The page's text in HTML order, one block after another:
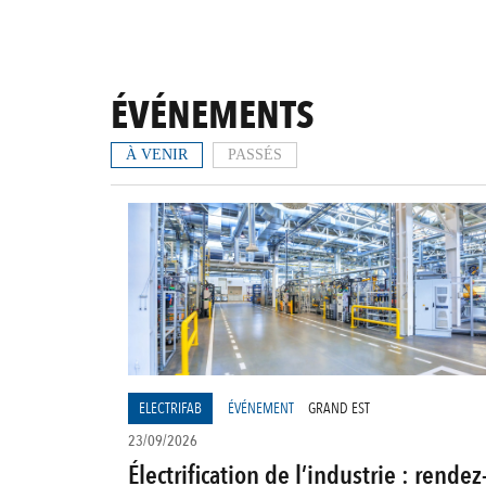
ÉVÉNEMENTS
À VENIR PASSÉS
ELECTRIFAB ÉVÉNEMENT
GRAND EST
23/09/2026
Électrification de l’industrie :